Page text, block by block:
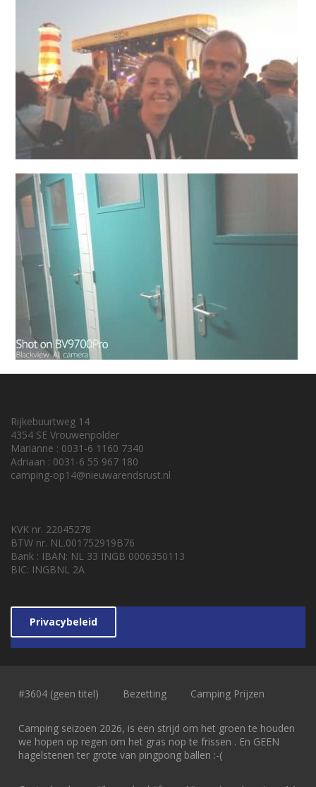
Rijkebuurtweg 14
4354 SE Vrouwenpolder
Marianne : 0031-6 1160 7340
Adriaan : 0031-6 55 967 180
camping-op14@nieuwarendsrust.nl
KVK nr. 22045278
BTW nr. NL.001752919B76
Bank : IBAN: NL 33 INGB 0006350113
BIC: INGBNL 2A
Privacybeleid
#3604 (geen titel) Bezetting Camping Prijzen
Camping seizoen 2026, is een strijd om het groen te houden
we hopen op regen om het gras nop te frissen . En GEEN
hagelstenen ter grote van pingpong ballen :-(